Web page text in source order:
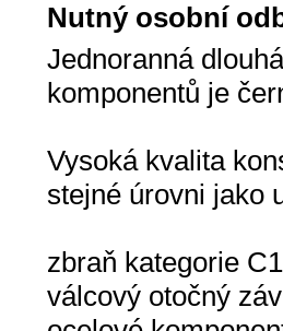
Nutný osobní
Jednoranná
komponentů je
Vysoká kvalita
stejné úrovni jako
zbraň kategorie
válcový otočný